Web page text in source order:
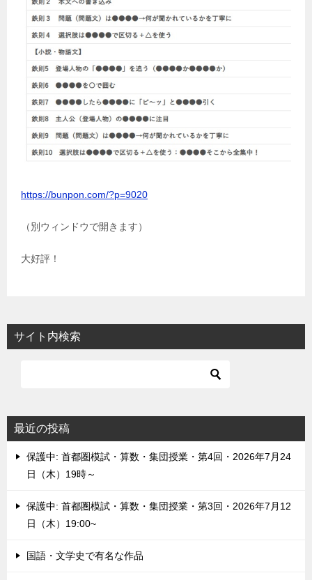
https://bunpon.com/?p=9020
（別ウィンドウで開きます）
大好評！
サイト内検索
最近の投稿
保護中: 首都圏模試・算数・集団授業・第4回・2026年7月24
日（木）19時～
保護中: 首都圏模試・算数・集団授業・第3回・2026年7月12
日（木）19:00~
国語・文学史で有名な作品